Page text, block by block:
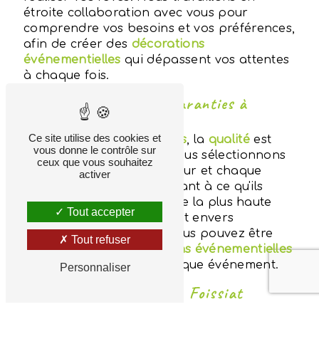
étroite collaboration avec vous pour
comprendre vos besoins et vos préférences,
afin de créer des décorations
événementielles qui dépassent vos attentes
à chaque fois.
Qualité et Excellence Garanties à
ChezAux Fleurs Bressanes, la qualitéest
notre priorité absolue. Nous sélectionnons
soigneusement chaque fleur et chaque
élément décoratif, en veillant à ce qu'ils
soient frais, éclatants et de la plus haute
qualité. Notre engagement envers
l'excellence signifie que vous pouvez être
assuré que vosdécorations événementielles
seront impeccables à chaque événement.
Partenaire Interflora à Foissiat
Ce site utilise des cookies et
vous donne le contrôle sur
ceux que vous souhaitez
activer
Tout accepter
Tout refuser
Personnaliser